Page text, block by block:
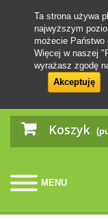
Koszyk
MENU
Ta strona używa
najwyższym
możecie
Więcej w naszej
wyrażasz zgodę
Akceptuję